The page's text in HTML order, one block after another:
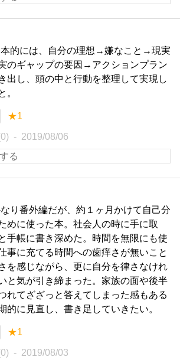
的には、自分の理想→嫌なこと→現実
のギャップの要因→アクションプラン
出し、頭の中と行動を整理して実現し
。
★1
2019/08/06
り番外編だが、約１ヶ月かけて自己分
めに使った本。社会人の時に手に取
手帳に書き深めた。時間を無限にも使
事に充てる時間への歯痒さが無いこと
を感じながら、更に自分を律さなけれ
と気が引き締まった。家族の面や後半
れてざざっと答えてしまった感もある
的に見直し、書き足していきたい。
★1
2019/08/03